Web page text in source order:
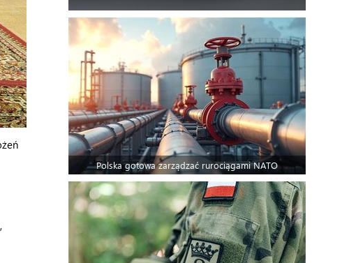
Polska gotowa zarządzać rurociągami NATO